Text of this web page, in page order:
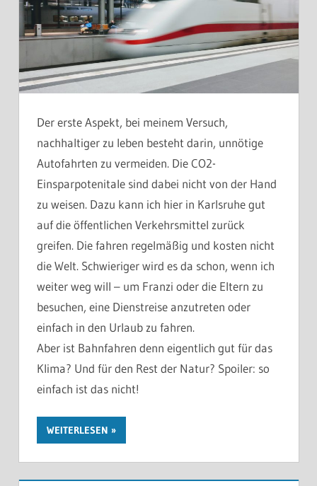
Der erste Aspekt, bei meinem Versuch,
nachhaltiger zu leben besteht darin, unnötige
Autofahrten zu vermeiden. Die CO2-
Einsparpotenitale sind dabei nicht von der Hand
zu weisen. Dazu kann ich hier in Karlsruhe gut
auf die öffentlichen Verkehrsmittel zurück
greifen. Die fahren regelmäßig und kosten nicht
die Welt. Schwieriger wird es da schon, wenn ich
weiter weg will – um Franzi oder die Eltern zu
besuchen, eine Dienstreise anzutreten oder
einfach in den Urlaub zu fahren.
Aber ist Bahnfahren denn eigentlich gut für das
Klima? Und für den Rest der Natur? Spoiler: so
einfach ist das nicht!
WEITERLESEN